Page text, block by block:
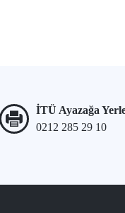
İTÜ Ayazağa
0212 285 29 10